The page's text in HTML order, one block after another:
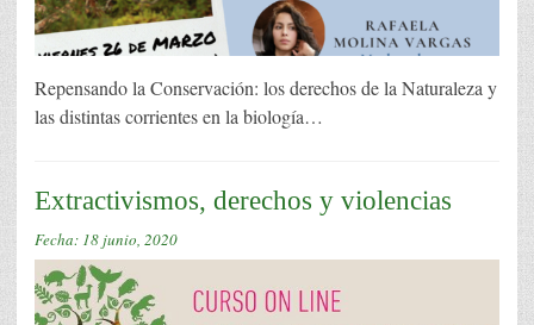
Repensando la Conservación: los derechos de la Naturaleza y
las distintas corrientes en la biología…
Extractivismos, derechos y violencias
Fecha: 18 junio, 2020